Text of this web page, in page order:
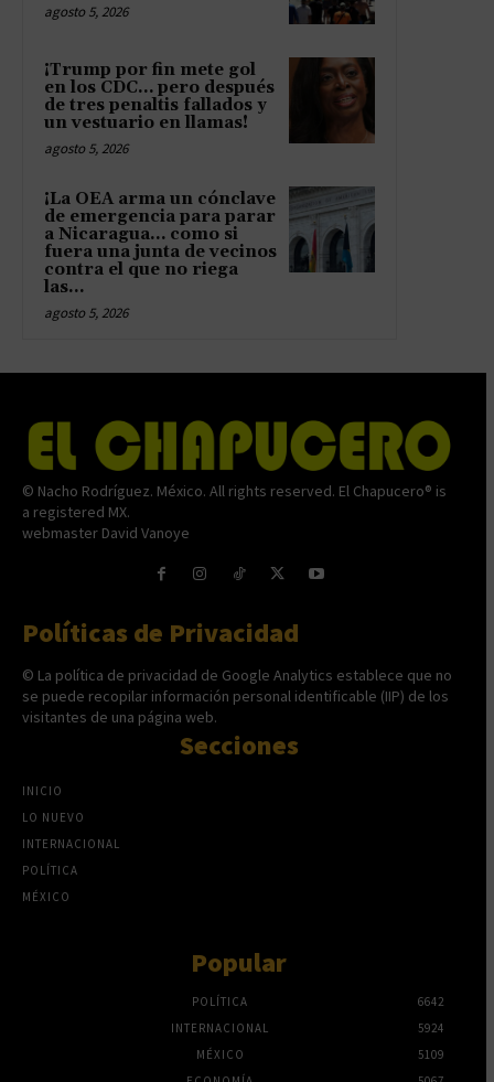
agosto 5, 2026
¡Trump por fin mete gol
en los CDC… pero después
de tres penaltis fallados y
un vestuario en llamas!
agosto 5, 2026
¡La OEA arma un cónclave
de emergencia para parar
a Nicaragua… como si
fuera una junta de vecinos
contra el que no riega
las...
agosto 5, 2026
© Nacho Rodríguez. México. All rights reserved. El Chapucero® is
a registered MX.
webmaster David Vanoye
Políticas de Privacidad
© La política de privacidad de Google Analytics establece que no
se puede recopilar información personal identificable (IIP) de los
visitantes de una página web.
Secciones
INICIO
LO NUEVO
INTERNACIONAL
POLÍTICA
MÉXICO
Popular
POLÍTICA
6642
INTERNACIONAL
5924
MÉXICO
5109